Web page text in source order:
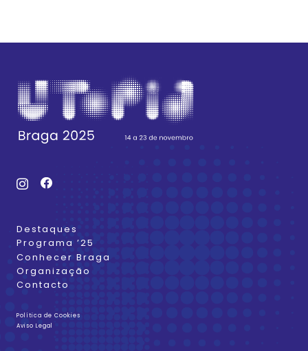
Destaques
Programa ’25
Conhecer Braga
Organização
Contacto
Política de Cookies
Aviso Legal